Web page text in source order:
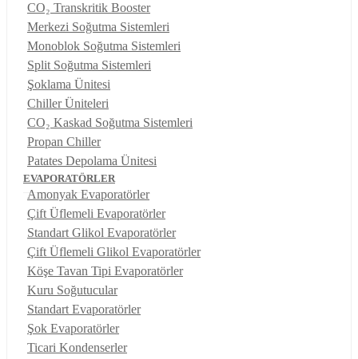
CO₂ Transkritik Booster
Merkezi Soğutma Sistemleri
Monoblok Soğutma Sistemleri
Split Soğutma Sistemleri
Şoklama Ünitesi
Chiller Üniteleri
CO₂ Kaskad Soğutma Sistemleri
Propan Chiller
Patates Depolama Ünitesi
EVAPORATÖRLER
Amonyak Evaporatörler
Çift Üflemeli Evaporatörler
Standart Glikol Evaporatörler
Çift Üflemeli Glikol Evaporatörler
Köşe Tavan Tipi Evaporatörler
Kuru Soğutucular
Standart Evaporatörler
Şok Evaporatörler
Ticari Kondenserler